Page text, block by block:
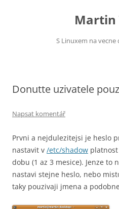
Martin
S Linuxem na vecne
Donutte uzivatele
Napsat komentář
Prvni a nejdulezitejsi je heslo
nastavit v /etc/shadow
dobu (1 az 3 mesice). Jenze to
nastavi stejne heslo, nebo
taky pouzivaji jmena a